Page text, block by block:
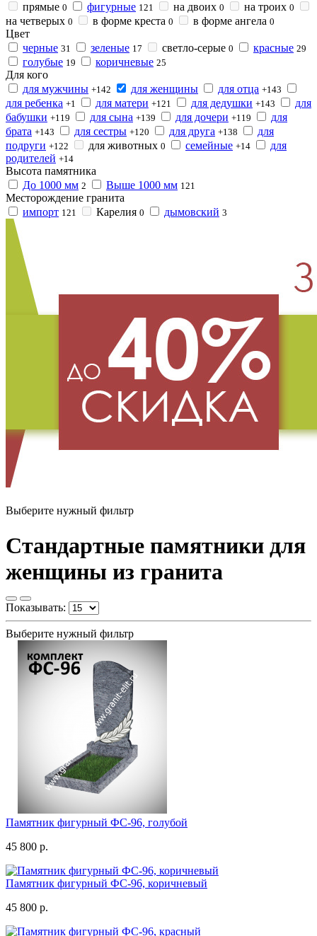
прямые 0 фигурные 121 на двоих 0 на троих 0
на четверых 0 в форме креста 0 в форме ангела 0
Цвет
черные 31 зеленые 17 светло-серые 0 красные 29
голубые 19 коричневые 25
Для кого
для мужчины +142 для женщины для отца +143
для ребенка +1 для матери +121 для дедушки +143
для
бабушки +119 для сына +139 для дочери +119
для
брата +143 для сестры +120 для друга +138
для
подруги +122 для животных 0 семейные +14
для
родителей +14
Высота памятника
До 1000 мм 2 Выше 1000 мм 121
Месторождение гранита
импорт 121 Карелия 0 дымовский 3
Выберите нужный фильтр
Стандартные памятники для
женщины из гранита
Показывать:
Выберите нужный фильтр
Памятник фигурный ФС-96, голубой
45 800 р.
Памятник фигурный ФС-96, коричневый
45 800 р.